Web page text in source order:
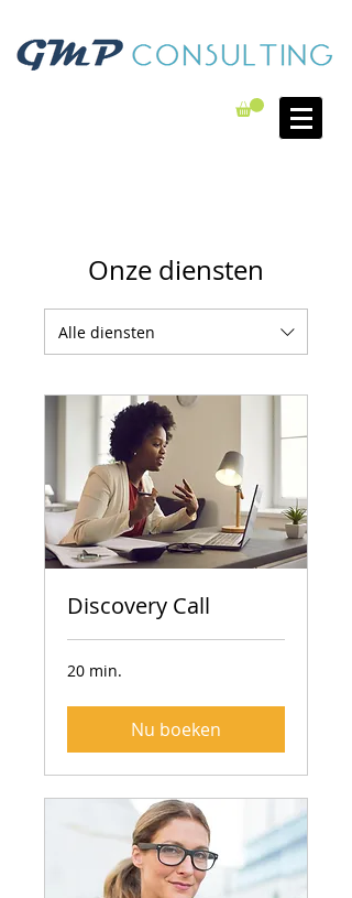
Onze diensten
Alle diensten
Discovery Call
20 min.
Nu boeken